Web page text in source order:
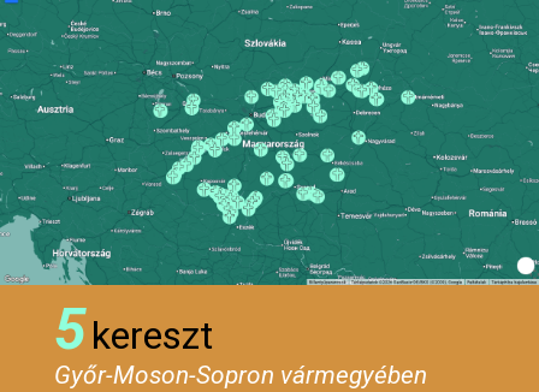
5kereszt
Győr-Moson-Sopron vármegyében